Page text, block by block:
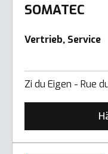
SOMATEC
Vertrieb, Service
Zi du Eigen - Rue